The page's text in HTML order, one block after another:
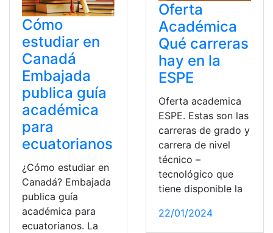
Cómo
estudiar en
Canadá
Embajada
publica guía
académica
para
ecuatorianos
¿Cómo estudiar en
Canadá? Embajada
publica guía
académica para
ecuatorianos. La
Oferta
Académica
Qué carreras
hay en la
ESPE
Oferta academica
ESPE. Estas son las
carreras de grado y
carrera de nivel
técnico –
tecnológico que
tiene disponible la
22/01/2024